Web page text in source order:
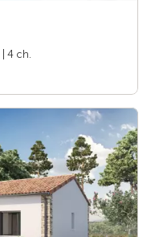
| 4 ch.